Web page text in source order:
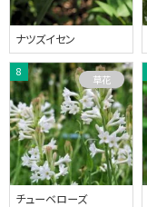
ナツズイセン
チューベローズ
草花